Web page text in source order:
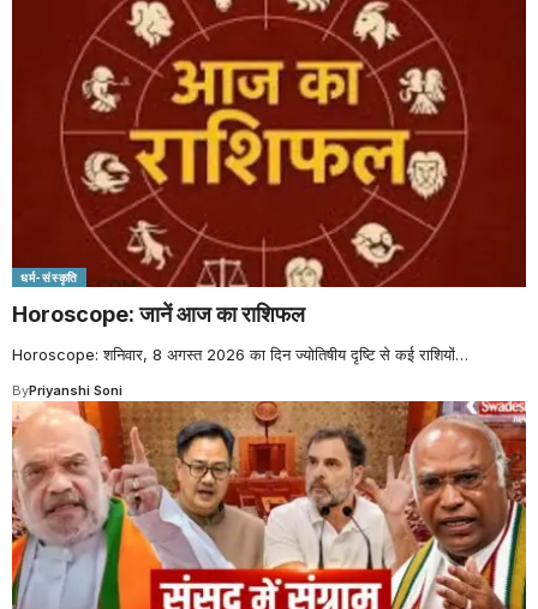
धर्म-संस्कृति
Horoscope: जानें आज का राशिफल
Horoscope: शनिवार, 8 अगस्त 2026 का दिन ज्योतिषीय दृष्टि से कई राशियों…
ByPriyanshi Soni